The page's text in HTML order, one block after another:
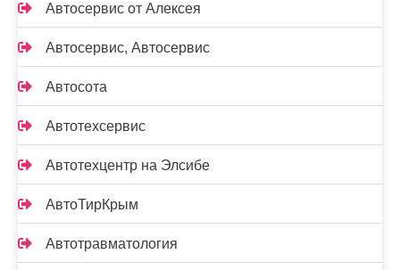
Автосервис от Алексея
Автосервис, Автосервис
Автосота
Автотехсервис
Автотехцентр на Элсибе
АвтоТирКрым
Автотравматология